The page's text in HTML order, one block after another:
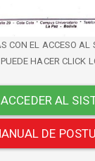
CON EL ACCESO AL
HACER CLICK
AL
DE